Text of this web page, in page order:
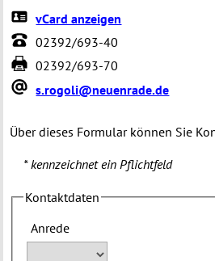
vCard anzeigen
02392/693-40
02392/693-70
s.rogoli@neuenrade.de
Über dieses Formular können Sie
* kennzeichnet ein Pflichtfeld
Kontaktdaten
Anrede